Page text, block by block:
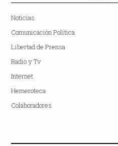
Noticias
Comunicación Política
Libertad de Prensa
Radio y Tv
Internet
Hemeroteca
Colaboradores